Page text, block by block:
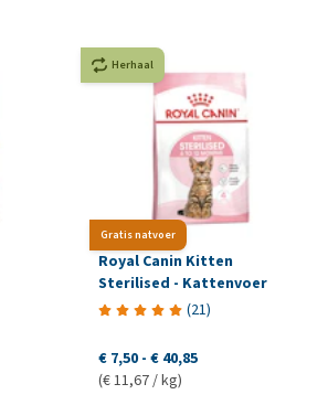
Gratis natvoer
Herhaal
Royal Canin Kitten
Sterilised - Kattenvoer
(21)
€ 7,50 - € 40,85
(€ 11,67 / kg)